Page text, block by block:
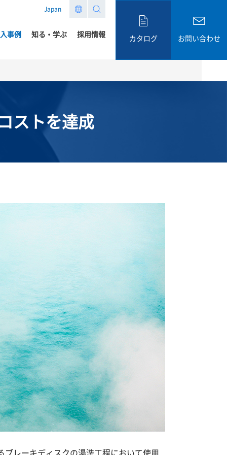
Japan
事例 知る・学ぶ 採用情報 カタログ お問い合わせ
ストを達成
レーキディスクの湯洗工程において使用